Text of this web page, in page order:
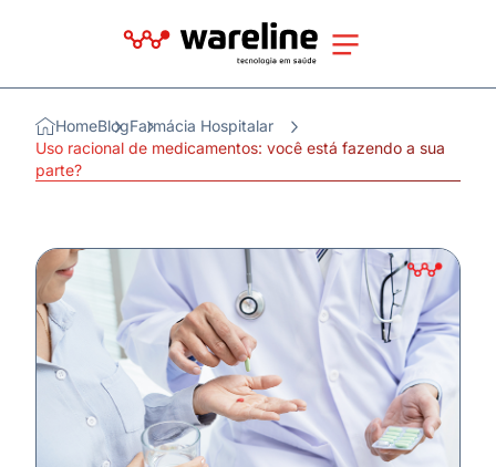
HomeBlogFarmácia Hospitalar
Uso racional de medicamentos: você está fazendo a sua
parte?